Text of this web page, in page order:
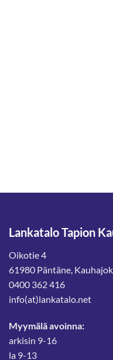
Lankatalo Tapion
Oikotie 4
61980 Päntäne,
0400 362 416
info(at)lankatalo.net
Myymälä avoinna:
arkisin 9-16
la 9-13